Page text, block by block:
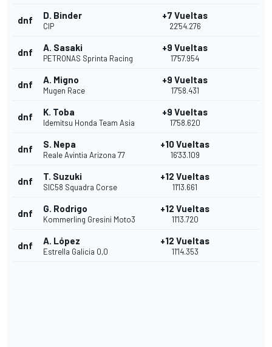
dnf D. Binder
CIP
+7 Vueltas
22'54.276
dnf A. Sasaki
PETRONAS Sprinta Racing
+9 Vueltas
17'57.954
dnf A. Migno
Mugen Race
+9 Vueltas
17'58.431
dnf K. Toba
Idemitsu Honda Team Asia
+9 Vueltas
17'58.620
dnf S. Nepa
Reale Avintia Arizona 77
+10 Vueltas
16'33.109
dnf T. Suzuki
SIC58 Squadra Corse
+12 Vueltas
11'13.661
dnf G. Rodrigo
Kommerling Gresini Moto3
+12 Vueltas
11'13.720
dnf A. López
Estrella Galicia 0,0
+12 Vueltas
11'14.353